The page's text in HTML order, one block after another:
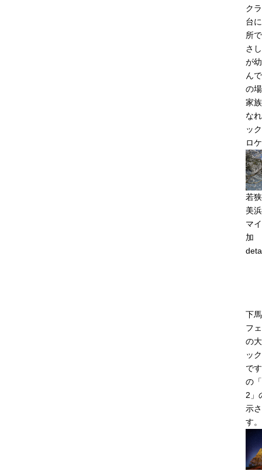
ク
台
所
さ
が
ん
の
家
な
ッ
ロ
若
美
マ
加
下
フ
の
ッ
で
の
2」
示
す。